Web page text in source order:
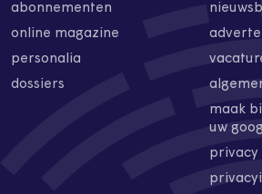
abonnementen
online magazine
personalia
dossiers
maak
uw
privacy